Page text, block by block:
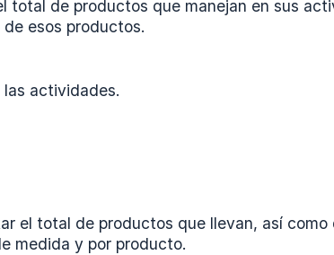
total de productos que manejan en sus
esos productos.
actividades.
el total de productos que llevan, así
medida y por producto.